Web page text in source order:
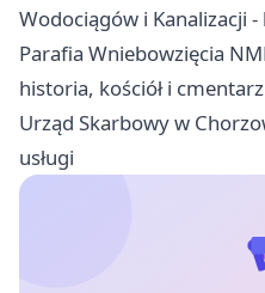
Wodociągów i Kanalizacji
Parafia Wniebowzięcia
historia, kościół i cmentarz
Urząd Skarbowy w
usługi